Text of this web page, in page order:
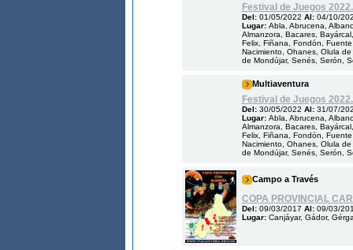
Festival de Juegos
Del: 01/05/2022 Al: 04/10/
Lugar: Abla, Abrucena,
Almanzora, Bacares,
Felix, Fiñana, Fondón,
Nacimiento, Ohanes, Olula
de Mondújar, Senés, Serón,
Multiaventura
Festival de Juegos
Del: 30/05/2022 Al: 31/07/
Lugar: Abla, Abrucena,
Almanzora, Bacares,
Felix, Fiñana, Fondón,
Nacimiento, Ohanes, Olula
de Mondújar, Senés, Serón,
Campo a Través
COPA PROVINCIAL
Del: 09/03/2017 Al: 09/03/
Lugar: Canjáyar, Gádor,